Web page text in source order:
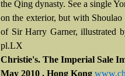
the Qing dynasty. See a single
on the exterior, but with
of Sir Harry Garner, illustrated
pl.LX
Christie's. The Imperial Sale
May 2010 . Hong Kong